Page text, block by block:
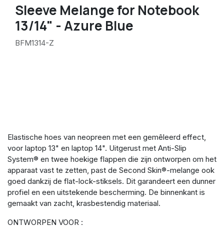
Sleeve Melange for Notebook
13/14" - Azure Blue
BFM1314-Z
Elastische hoes van neopreen met een gemêleerd effect,
voor laptop 13" en laptop 14". Uitgerust met Anti-Slip
System® en twee hoekige flappen die zijn ontworpen om het
apparaat vast te zetten, past de Second Skin®-melange ook
goed dankzij de flat-lock-stiksels. Dit garandeert een dunner
profiel en een uitstekende bescherming. De binnenkant is
gemaakt van zacht, krasbestendig materiaal.
ONTWORPEN VOOR :